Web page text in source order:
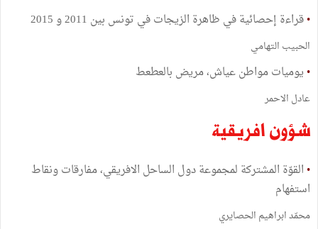
•قراءة إحصائية في ظاهرة الزيجات في تونس بين 2011 و 2015
الحبيب التهامي
• يوميات مواطن عياش، مريض بالعطعط
عادل الاحمر
شؤون افريقية
• القوّة المشتركة لمجموعة دول الساحل الافريقي، مفارقات ونقاط
استفهام
محمّد ابراهيم الحصايري